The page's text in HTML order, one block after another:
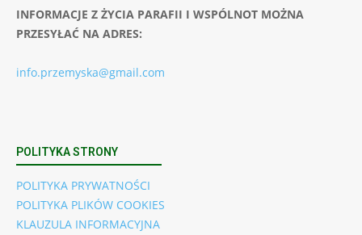
INFORMACJE Z ŻYCIA PARAFII I WSPÓLNOT MOŻNA
PRZESYŁAĆ NA ADRES:
info.przemyska@gmail.com
POLITYKA STRONY
POLITYKA PRYWATNOŚCI
POLITYKA PLIKÓW COOKIES
KLAUZULA INFORMACYJNA